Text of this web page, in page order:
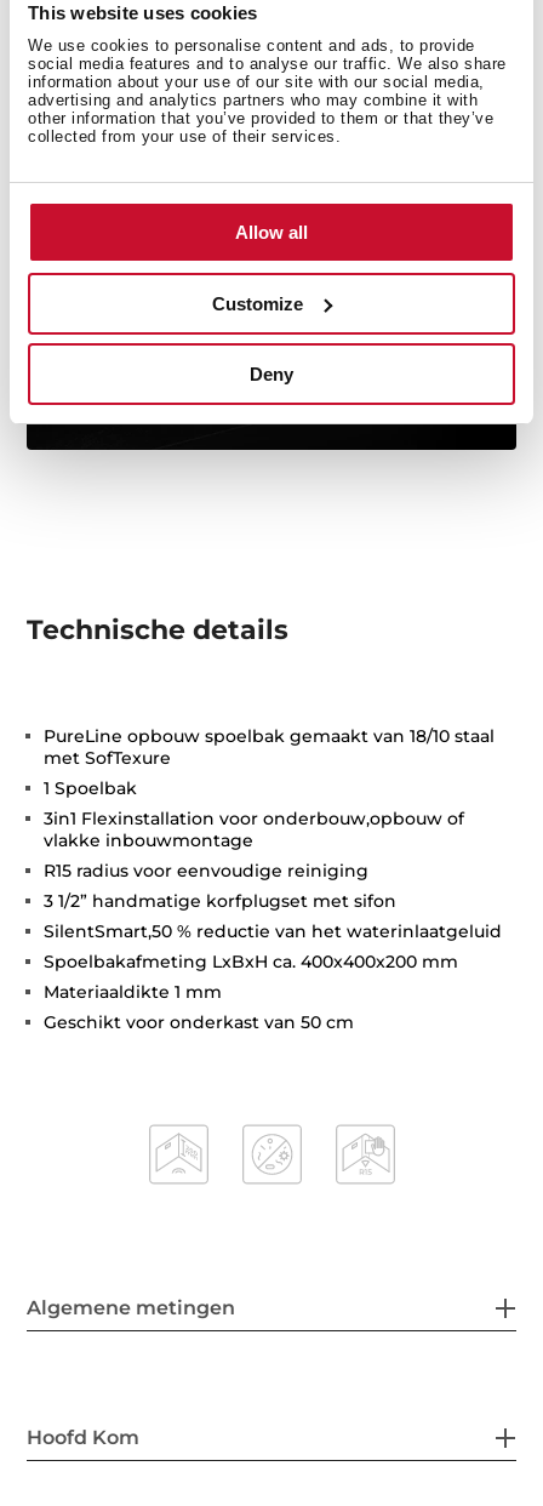
This website uses cookies
We use cookies to personalise content and ads, to provide
social media features and to analyse our traffic. We also share
information about your use of our site with our social media,
advertising and analytics partners who may combine it with
other information that you’ve provided to them or that they’ve
collected from your use of their services.
Allow all
Customize
Deny
hoogwaardig roestvrij staal, ergonomisch ontwerp,
functionaliteit, probleemloze installatie, en uitstekende
service. Wij zijn zo overtuigd van onze
kwaliteitsnormen dat wij een levenslange garantie
bieden op al onze roestvrijstalen spoelbak modellen
Technische details
PureLine opbouw spoelbak gemaakt van 18/10 staal
met SofTexure
1 Spoelbak
3in1 Flexinstallation voor onderbouw,opbouw of
vlakke inbouwmontage
R15 radius voor eenvoudige reiniging
3 1/2” handmatige korfplugset met sifon
SilentSmart,50 % reductie van het waterinlaatgeluid
Spoelbakafmeting LxBxH ca. 400x400x200 mm
Materiaaldikte 1 mm
Geschikt voor onderkast van 50 cm
Algemene metingen
Hoofd Kom